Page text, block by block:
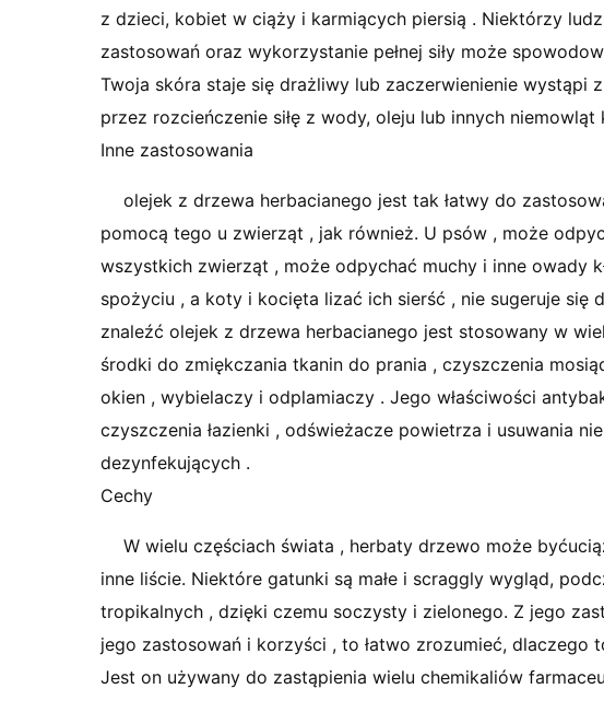
z dzieci, kobiet w ciąży i karmiących piersią . Niektórzy
zastosowań oraz wykorzystanie pełnej siły może
Twoja skóra staje się drażliwy lub zaczerwienienie wystąpi
przez rozcieńczenie siłę z wody, oleju lub innych
Inne zastosowania
olejek z drzewa herbacianego jest tak łatwy do
pomocą tego u zwierząt , jak również. U psów , może
wszystkich zwierząt , może odpychać muchy i inne owady
spożyciu , a koty i kocięta lizać ich sierść , nie sugeruje się
znaleźć olejek z drzewa herbacianego jest stosowany w
środki do zmiękczania tkanin do prania , czyszczenia
okien , wybielaczy i odplamiaczy . Jego właściwości
czyszczenia łazienki , odświeżacze powietrza i usuwania
dezynfekujących .
Cechy
W wielu częściach świata , herbaty drzewo może
inne liście. Niektóre gatunki są małe i scraggly wygląd,
tropikalnych , dzięki czemu soczysty i zielonego. Z jego
jego zastosowań i korzyści , to łatwo zrozumieć, dlaczego
Jest on używany do zastąpienia wielu chemikaliów